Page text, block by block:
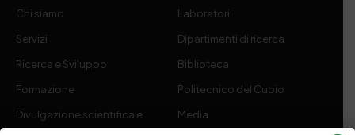
Chi siamo
Servizi
Ricerca e Sviluppo
Formazione
Divulgazione scientifica e
Laboratori
Dipartimenti di ricerca
Biblioteca
Politecnico del Cuoio
Media